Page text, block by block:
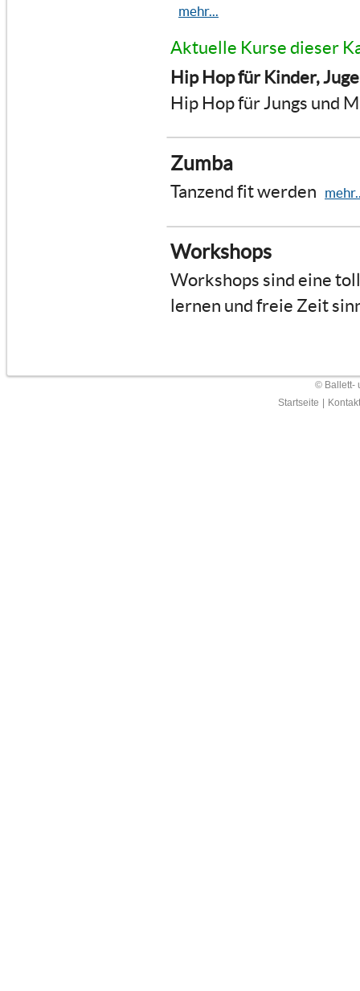
mehr...
Aktuelle Kurse dieser
Hip Hop für Kinder,
Hip Hop für Jungs und
Zumba
Tanzend fit werden
Workshops
Workshops sind eine
lernen und freie Zeit
© Ballett-
Startseite
Kontakt